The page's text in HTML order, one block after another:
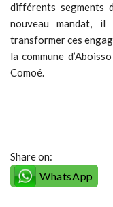
différents segments
nouveau mandat, il
transformer ces
la commune
Comoé.
Share on:
WhatsApp